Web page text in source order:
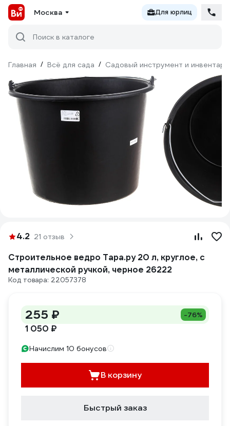
Москва Для юрлиц
Поиск в каталоге
Главная / Всё для сада / Садовый инструмент и инвентарь
4.2 21 отзыв
Строительное ведро Тара.ру 20 л, круглое, с
металлической ручкой, черное 26222
Код товара: 22057378
255 ₽ -76%
1 050 ₽
Начислим 10 бонусов
В корзину
Быстрый заказ